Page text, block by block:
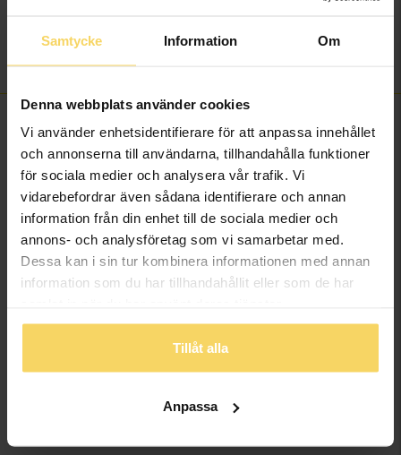
Samtycke Information Om
Denna webbplats använder cookies
Vi använder enhetsidentifierare för att anpassa innehållet
och annonserna till användarna, tillhandahålla funktioner
för sociala medier och analysera vår trafik. Vi
vidarebefordrar även sådana identifierare och annan
information från din enhet till de sociala medier och
annons- och analysföretag som vi samarbetar med.
Dessa kan i sin tur kombinera informationen med annan
information som du har tillhandahållit eller som de har
Tillåt alla
Anpassa
Varumärke
Guldfynd
Material
FINNS OCKSÅ SOM